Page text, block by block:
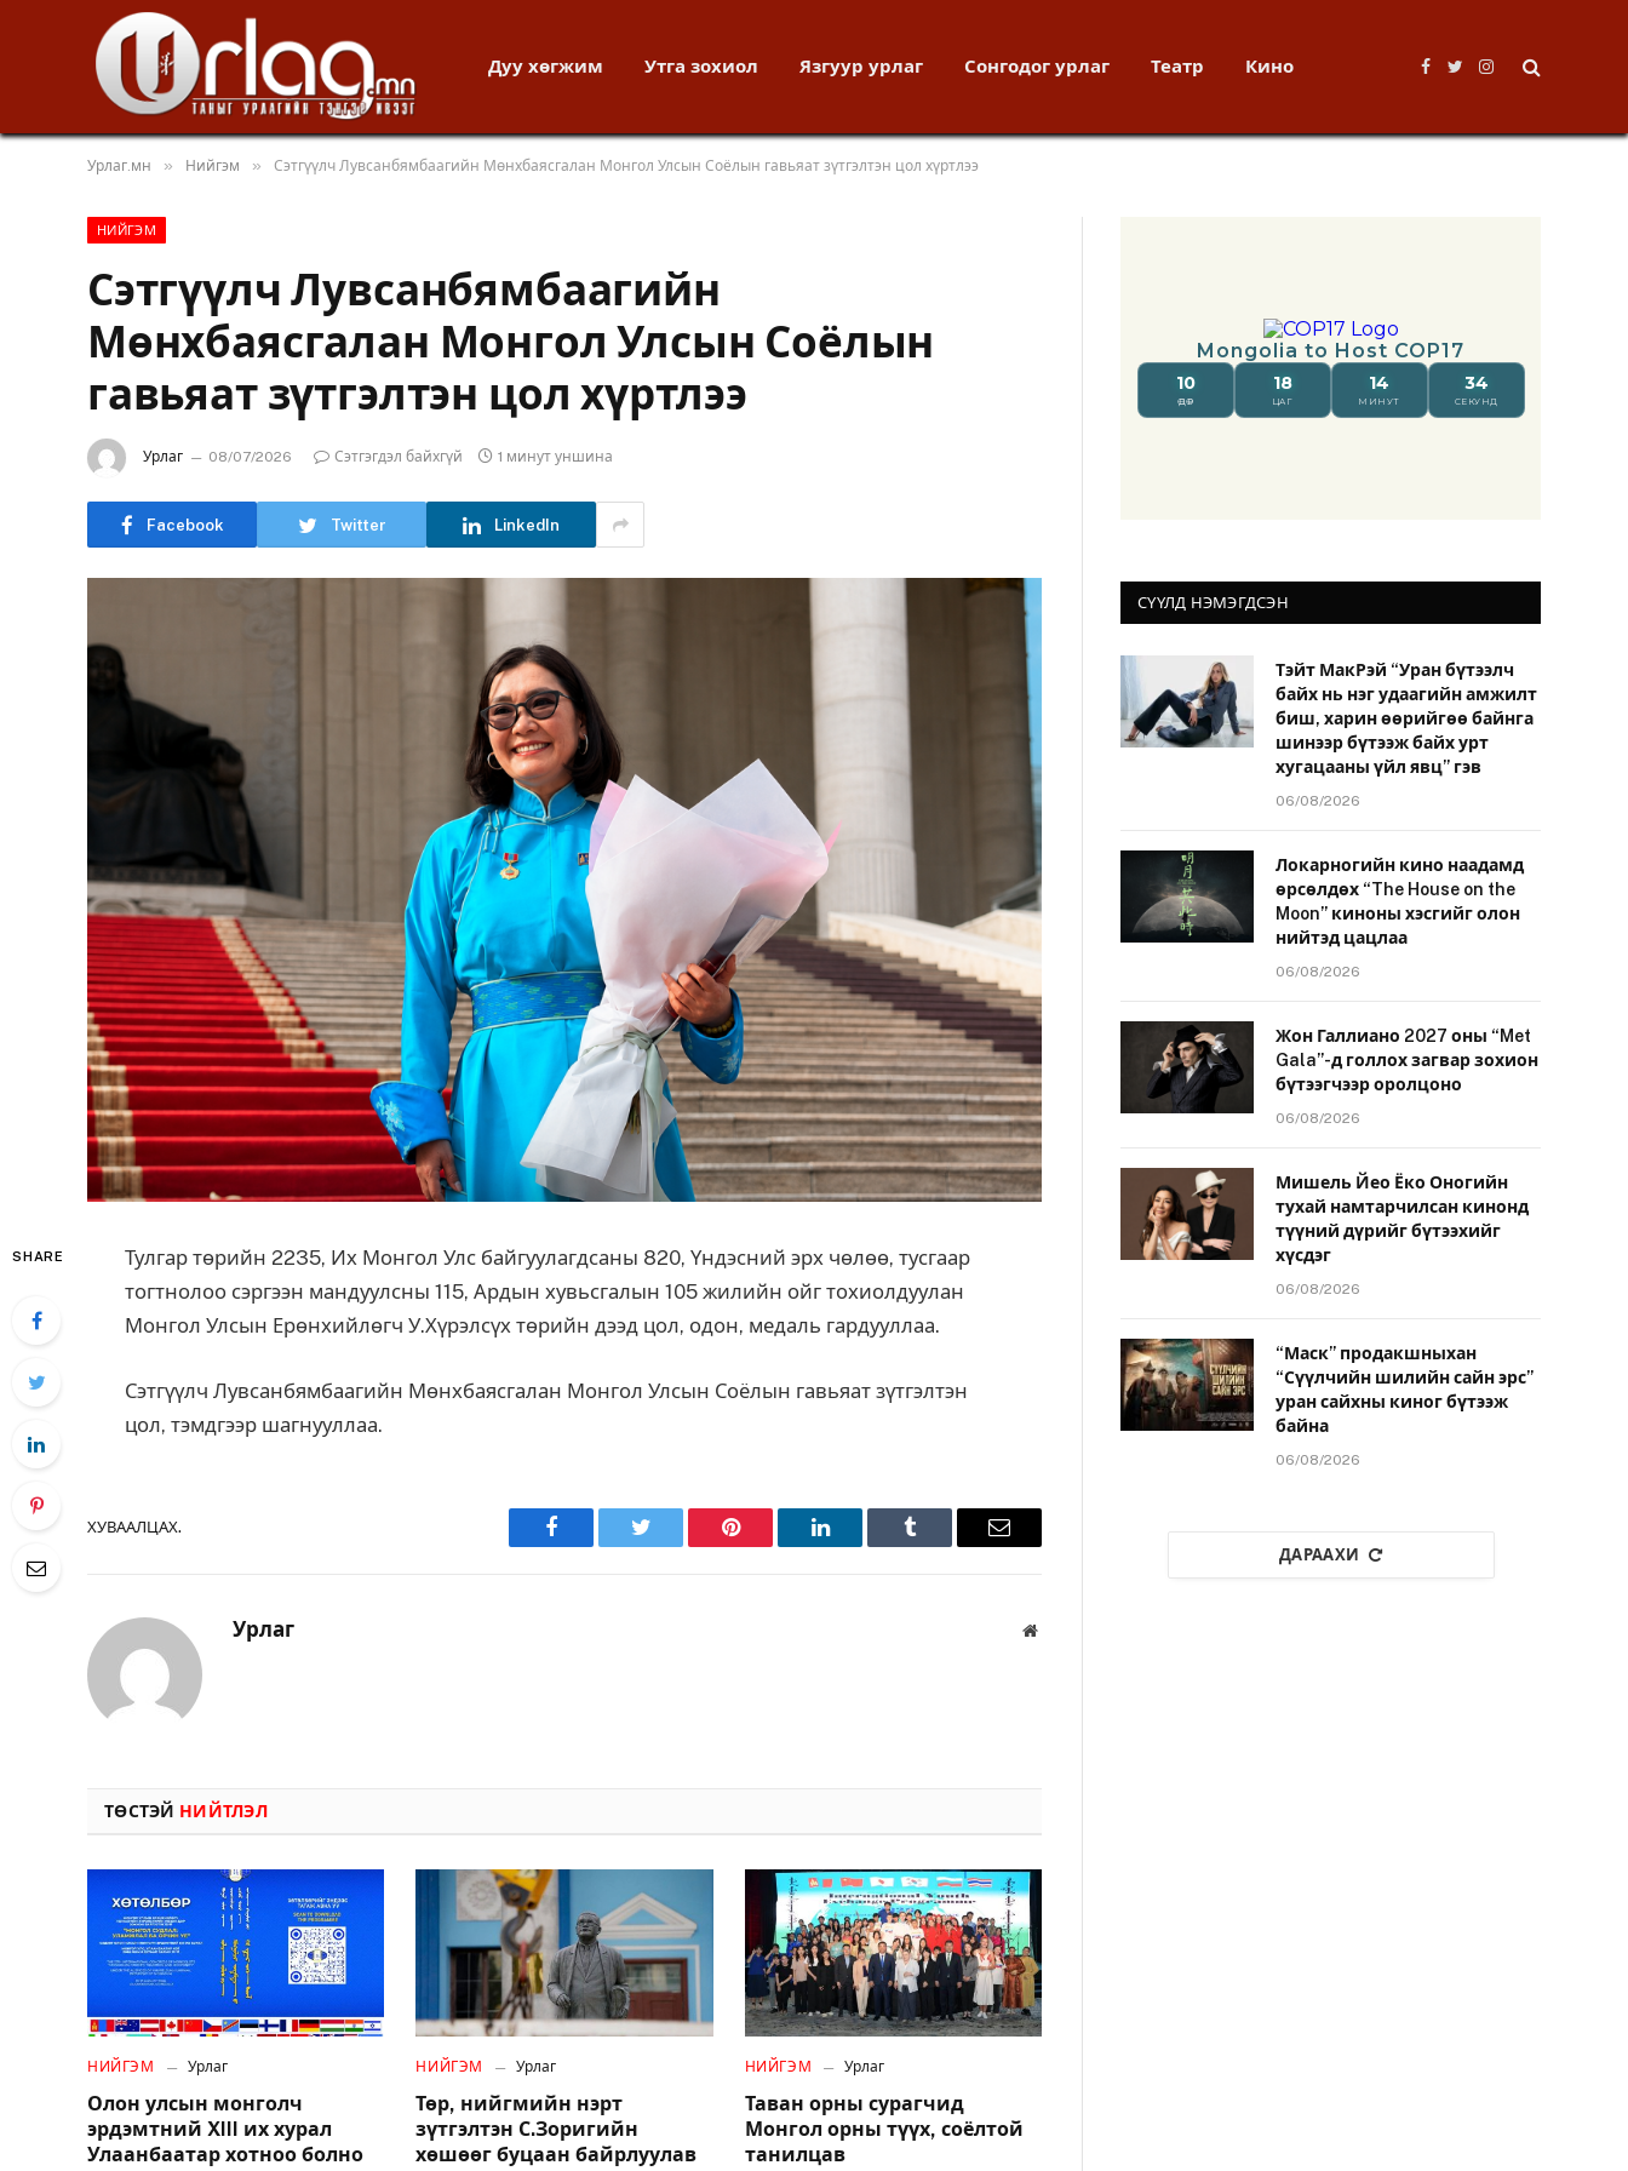
Дуу хөгжим Утга зохиол Язгуур урлаг Сонгодог урлаг Театр Кино
Facebook
TwitterInstagram
Урлаг.мн » Нийгэм » Сэтгүүлч Лувсанбямбаагийн Мөнхбаясгалан Монгол Улсын Соёлын гавьяат зүтгэлтэн цол хүртлээ
НИЙГЭМ
Сэтгүүлч Лувсанбямбаагийн
Мөнхбаясгалан Монгол Улсын Соёлын
гавьяат зүтгэлтэн цол хүртлээ
Урлаг 08/07/2026 Сэтгэгдэл байхгүй 1 минут уншина
Facebook Twitter LinkedIn
SHARE
Тулгар төрийн 2235, Их Монгол Улс байгуулагдсаны 820, Үндэсний эрх чөлөө, тусгаар
тогтнолоо сэргээн мандуулсны 115, Ардын хувьсгалын 105 жилийн ойг тохиолдуулан
Монгол Улсын Ерөнхийлөгч У.Хүрэлсүх төрийн дээд цол, одон, медаль гардууллаа.
Сэтгүүлч Лувсанбямбаагийн Мөнхбаясгалан Монгол Улсын Соёлын гавьяат зүтгэлтэн
цол, тэмдгээр шагнууллаа.
ХУВААЛЦАХ.
Facebook Twitter Pinterest LinkedIn Tumblr Имэйл
Урлаг Вэбсайт
ТӨСТЭЙ НИЙТЛЭЛ
НИЙГЭМ Урлаг
Олон улсын монголч
эрдэмтний XIII их хурал
Улаанбаатар хотноо болно
НИЙГЭМ Урлаг
Төр, нийгмийн нэрт
зүтгэлтэн С.Зоригийн
хөшөөг буцаан байрлуулав
НИЙГЭМ Урлаг
Таван орны сурагчид
Монгол орны түүх, соёлтой
танилцав
СҮҮЛД НЭМЭГДСЭН
Тэйт МакРэй “Уран бүтээлч
байх нь нэг удаагийн амжилт
биш, харин өөрийгөө байнга
шинээр бүтээж байх урт
хугацааны үйл явц” гэв
06/08/2026
Локарногийн кино наадамд
өрсөлдөх “The House on the
Moon” киноны хэсгийг олон
нийтэд цацлаа
06/08/2026
Жон Галлиано 2027 оны “Met
Gala”-д голлох загвар зохион
бүтээгчээр оролцоно
06/08/2026
Мишель Йео Ёко Оногийн
тухай намтарчилсан кинонд
түүний дүрийг бүтээхийг
хүсдэг
06/08/2026
“Маск” продакшныхан
“Сүүлчийн шилийн сайн эрс”
уран сайхны киног бүтээж
байна
06/08/2026
ДАРААХИ